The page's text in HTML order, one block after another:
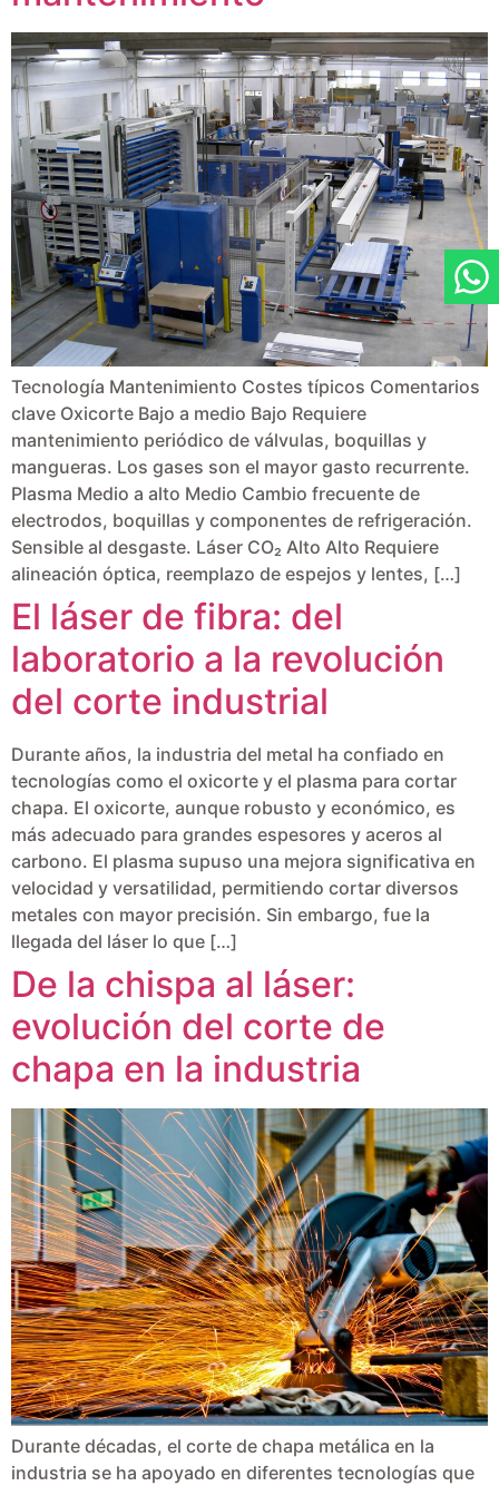
Tecnología Mantenimiento Costes típicos Comentarios
clave Oxicorte Bajo a medio Bajo Requiere
mantenimiento periódico de válvulas, boquillas y
mangueras. Los gases son el mayor gasto recurrente.
Plasma Medio a alto Medio Cambio frecuente de
electrodos, boquillas y componentes de refrigeración.
Sensible al desgaste. Láser CO₂ Alto Alto Requiere
alineación óptica, reemplazo de espejos y lentes, […]
El láser de fibra: del
laboratorio a la revolución
del corte industrial
Durante años, la industria del metal ha confiado en
tecnologías como el oxicorte y el plasma para cortar
chapa. El oxicorte, aunque robusto y económico, es
más adecuado para grandes espesores y aceros al
carbono. El plasma supuso una mejora significativa en
velocidad y versatilidad, permitiendo cortar diversos
metales con mayor precisión. Sin embargo, fue la
llegada del láser lo que […]
De la chispa al láser:
evolución del corte de
chapa en la industria
Durante décadas, el corte de chapa metálica en la
industria se ha apoyado en diferentes tecnologías que